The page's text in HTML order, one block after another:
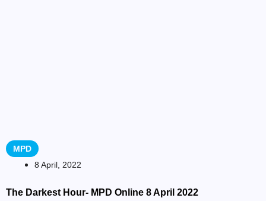
MPD
8 April, 2022
The Darkest Hour- MPD Online 8 April 2022